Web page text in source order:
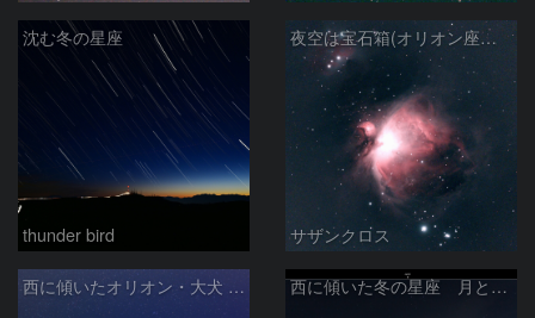
沈む冬の星座
thunder bird
夜空は宝石箱(オリオン座大星雲 M42) Seestar50
サザンクロス
西に傾いたオリオン・大犬 (2026/04/21) 西に傾いた冬の星座 月と金星＆木星